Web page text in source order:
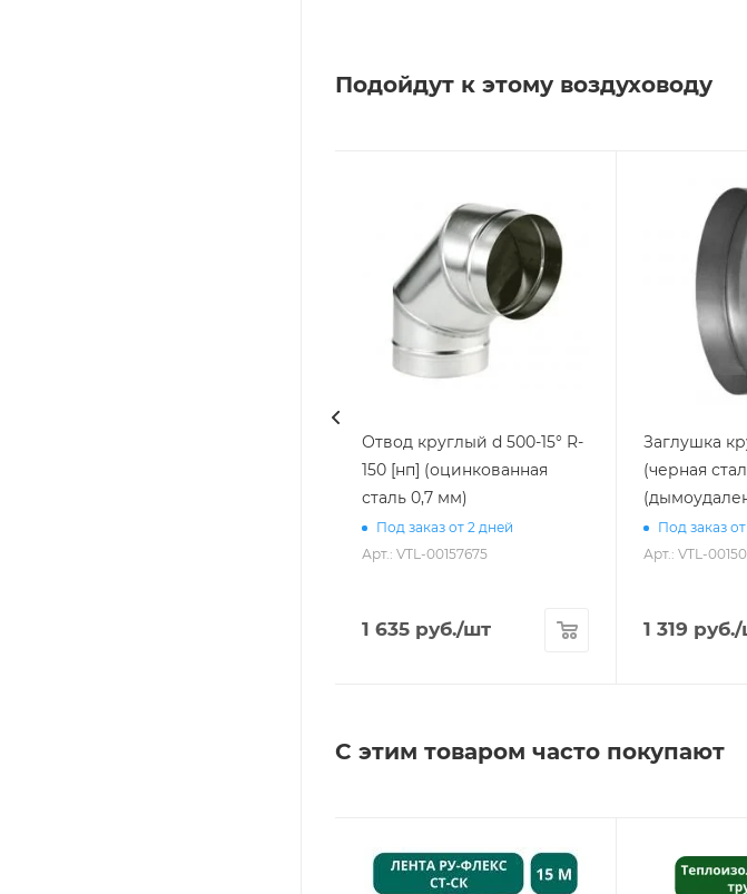
Подойдут к этому воздуховоду
Отвод круглый d 500-15° R-
150 [нп] (оцинкованная
сталь 0,7 мм)
Под заказ от 2 дней
Арт.: VTL-00157675
1 635 руб./шт
Заглушка
(черная
Под заказ
Арт.: VTL-
1 319 руб./
С этим товаром часто покупают